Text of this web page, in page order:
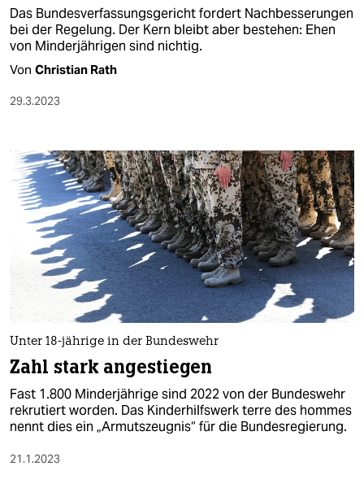
Das Bundesverfassungsgericht fordert Nachbesserungen
bei der Regelung. Der Kern bleibt aber bestehen: Ehen
von Minderjährigen sind nichtig.
Von Christian Rath
29.3.2023
Unter 18-jährige in der Bundeswehr
Zahl stark angestiegen
Fast 1.800 Minderjährige sind 2022 von der Bundeswehr
rekrutiert worden. Das Kinderhilfswerk terre des hommes
nennt dies ein „Armutszeugnis“ für die Bundesregierung.
21.1.2023